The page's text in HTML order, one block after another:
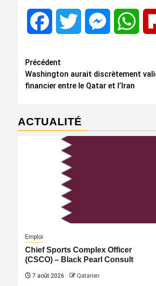
Facebook Twitter Messenger
Navigation
d’article
Précédent
Washington aurait discrètement
financier entre le Qatar et l’Iran
ACTUALITÉ
Emploi
Chief Sports Complex Officer
(CSCO) – Black Pearl Consult
7 août 2026 Qatarien